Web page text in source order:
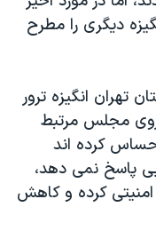
دیگری را مطرح
تهران انگیزه ترور
روی مجلس مرتبط
کرده اند
پاسخ نمی دهد،
امنیتی کرده و کاهش